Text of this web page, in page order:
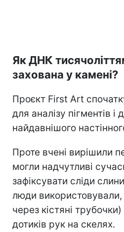
Як ДНК
захована у камені?
Проєкт First Art
для аналізу пігментів і
найдавнішого
Проте вчені вирішили
могли надчутливі
зафіксувати сліди
люди
через кістяні
дотиків рук на скелях.